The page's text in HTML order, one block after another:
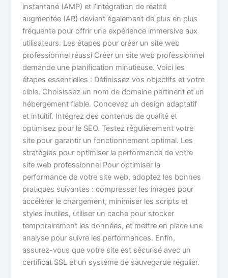
instantané (AMP) et l’intégration de réalité
augmentée (AR) devient également de plus en plus
fréquente pour offrir une expérience immersive aux
utilisateurs. Les étapes pour créer un site web
professionnel réussi Créer un site web professionnel
demande une planification minutieuse. Voici les
étapes essentielles : Définissez vos objectifs et votre
cible. Choisissez un nom de domaine pertinent et un
hébergement fiable. Concevez un design adaptatif
et intuitif. Intégrez des contenus de qualité et
optimisez pour le SEO. Testez régulièrement votre
site pour garantir un fonctionnement optimal. Les
stratégies pour optimiser la performance de votre
site web professionnel Pour optimiser la
performance de votre site web, adoptez les bonnes
pratiques suivantes : compresser les images pour
accélérer le chargement, minimiser les scripts et
styles inutiles, utiliser un cache pour stocker
temporairement les données, et mettre en place une
analyse pour suivre les performances. Enfin,
assurez-vous que votre site est sécurisé avec un
certificat SSL et un système de sauvegarde régulier.